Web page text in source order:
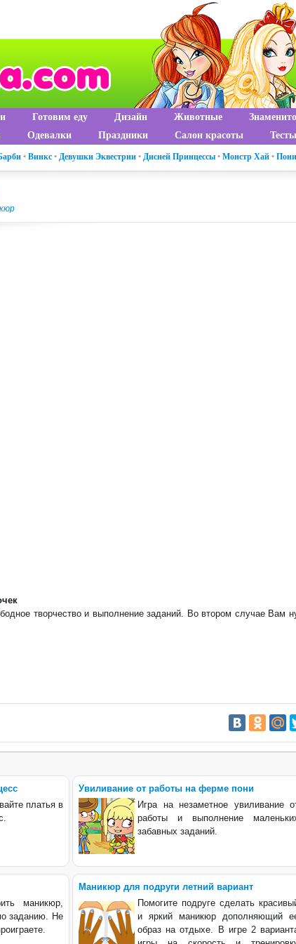
Готовим еду Дизайн Животные
Одевалки Праздники Салон красоты Тесты
• Винкс• Девушки Эквестрии• Дисней Принцессы• Монстр Хай• Пони
творчество и выполнение заданий. Во втором случае Вам
платья в
Увиливание от работы на ферме пони
Игра на незаметное увиливание
работы и выполнение
забавных заданий.
маникюр,
заданию. Не
Маникюр для подруги летний вариант
Помогите подруге сделать
и яркий маникюр дополняющий
образ на отдыхе. В игре 2